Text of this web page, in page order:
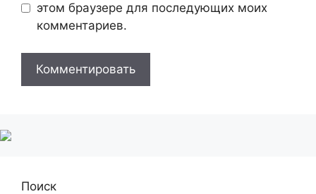
этом браузере для последующих моих
комментариев.
Поиск